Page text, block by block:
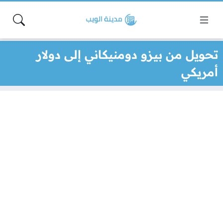
تحويل من بيزو دومنيكاني إلى دولار
أمريكي